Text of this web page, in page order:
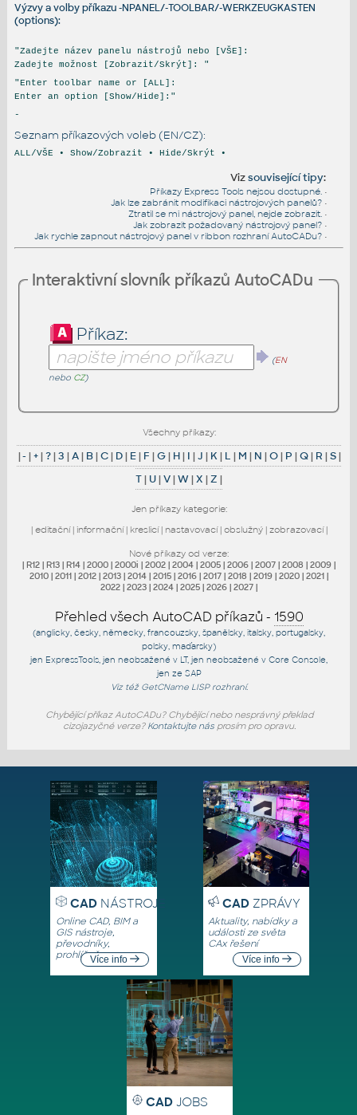
Výzvy a volby příkazu -NPANEL/-TOOLBAR/-WERKZEUGKASTEN
(options):
"Zadejte název panelu nástrojů nebo [VŠE]:
Zadejte možnost [Zobrazit/Skrýt]: "
"Enter toolbar name or [ALL]:
Enter an option [Show/Hide]:"
-
Seznam příkazových voleb (EN/CZ):
ALL/VŠE • Show/Zobrazit • Hide/Skrýt •
Vizsouvisející tipy:
Příkazy Express Tools nejsou dostupné. •
Jak lze zabránit modifikaci nástrojových panelů? •
Ztratil se mi nástrojový panel, nejde zobrazit. •
Jak zobrazit požadovaný nástrojový panel? •
Jak rychle zapnout nástrojový panel v ribbon rozhraní AutoCADu? •
Interaktivní slovník příkazů AutoCADu
Příkaz:
(EN
nebo CZ)
Všechny příkazy:
|- |+|?|3 |A| B|C| D| E| F |G| H| I |J | K| L | M | N |O| P |Q| R |S|
T| U|V|W|X |Z |
Jen příkazy kategorie:
| editační| informační| kreslicí| nastavovací| obslužný| zobrazovací|
Nové příkazy od verze:
| R12 | R13 | R14 | 2000 | 2000i | 2002 | 2004 | 2005 | 2006 | 2007 | 2008 | 2009 |
2010 | 2011 | 2012 | 2013 | 2014 | 2015 | 2016 | 2017 | 2018 | 2019 | 2020 | 2021 |
2022 | 2023 | 2024 | 2025 | 2026 | 2027 |
Přehled všech AutoCAD příkazů - 1590
(anglicky, česky, německy, francouzsky, španělsky, italsky, portugalsky,
polsky, maďarsky)
jen ExpressTools , jen neobsažené v LT, jen neobsažené v Core Console
jen ze SAP
Viz též GetCNameLISP rozhraní.
Chybějící příkaz AutoCADu? Chybějící nebo nesprávný překlad
cizojazyčné verze? Kontaktujte násprosím pro opravu.
CADNÁSTROJE
Online CAD, BIM a
GIS nástroje,
převodníky,
prohlížečeVíce info
CADZPRÁVY
Aktuality, nabídky a
události ze světa
CAx řešení
Více info
CAD JOBS